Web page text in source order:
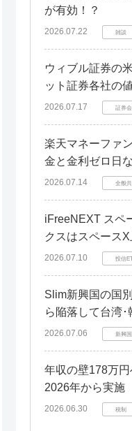
が有効！？
2026.07.22 雑談
ウィブル証券の
ット証券各社の
2026.07.17 証券
楽天マネーファ
金と金利ゼロ日
2026.07.14 全般
iFreeNEXT スペ
クスはスペース
2026.07.10 投信
Slim新興国の国
ら陥落して台湾･
2026.07.06 新興国
年収の壁178万
2026年から実施
2026.06.30 税制